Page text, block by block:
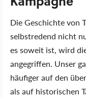
Die Geschichte von
selbstredend nicht
es soweit ist, wird
angegriffen. Unser
häufiger auf den
als auf historischen